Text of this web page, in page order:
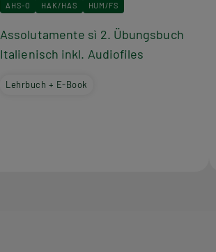
AHS-O HAK/HAS HUM/FS
Assolutamente sì 2. Übungsbuch
Italienisch inkl. Audiofiles
Lehrbuch + E-Book